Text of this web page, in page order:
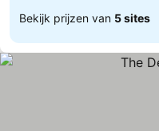
Bekijk prijzen van 5 sites